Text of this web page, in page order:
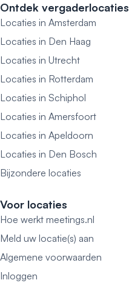
Ontdek vergaderlocaties
Locaties in Amsterdam
Locaties in Den Haag
Locaties in Utrecht
Locaties in Rotterdam
Locaties in Schiphol
Locaties in Amersfoort
Locaties in Apeldoorn
Locaties in Den Bosch
Bijzondere locaties
Voor locaties
Hoe werkt meetings.nl
Meld uw locatie(s) aan
Algemene voorwaarden
Inloggen